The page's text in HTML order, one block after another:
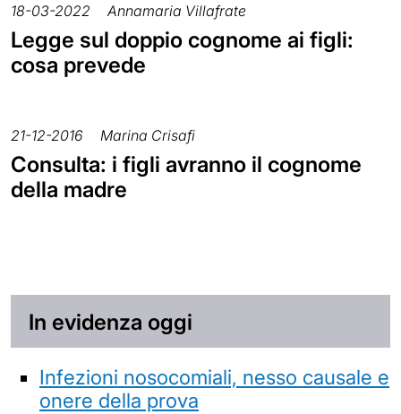
18-03-2022 Annamaria Villafrate
Legge sul doppio cognome ai figli:
cosa prevede
21-12-2016 Marina Crisafi
Consulta: i figli avranno il cognome
della madre
In evidenza oggi
Infezioni nosocomiali, nesso causale e
onere della prova